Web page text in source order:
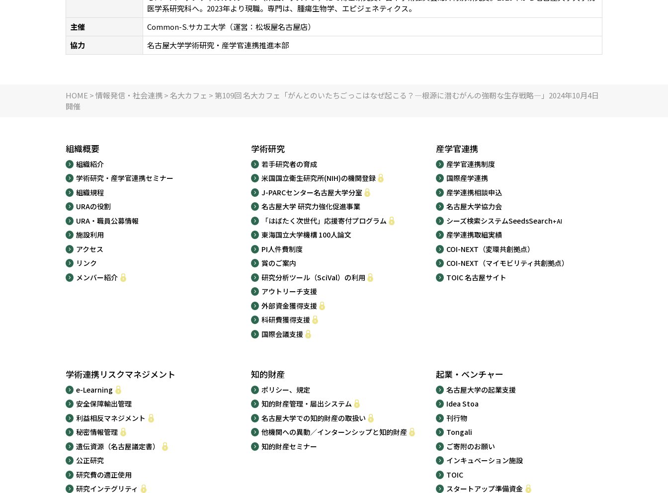
医学系研究科へ。2023年より現職。専門は、腫瘍生物学、エピジェネティクス。
主催
Common-S.サカエ大学（運営：松坂屋名古屋店）
協力
名古屋大学学術研究・産学官連携推進本部
HOME >情報発信・社会連携>名大カフェ > 第109回 名大カフェ「がんとのいたちごっこはなぜ起こる？―根源に潜むがんの強靭な生存戦略―」2024年10月4日
開催
組織概要
組織紹介
学術研究・産学官連携セミナー
組織規程
URAの役割
URA・職員公募情報
施設利用
アクセス
リンク
メンバー紹介
学術研究
若手研究者の育成
米国国立衛生研究所(NIH)の機関登録
J-PARCセンター名古屋大学分室
名古屋大学 研究力強化促進事業
「はばたく次世代」応援寄付プログラム
東海国立大学機構 100人論文
PI人件費制度
賞のご案内
研究分析ツール（SciVal）の利用
アウトリーチ支援
外部資金獲得支援
科研費獲得支援
国際会議支援
産学官連携
産学官連携制度
国際産学連携
産学連携相談申込
名古屋大学協力会
シーズ検索システムSeedsSearch+AI
産学連携取組実績
COI-NEXT（変環共創拠点）
COI-NEXT（マイモビリティ共創拠点）
TOIC 名古屋サイト
学術連携リスクマネジメント
e-Learning
安全保障輸出管理
利益相反マネジメント
秘密情報管理
遺伝資源（名古屋議定書）
公正研究
研究費の適正使用
研究インテグリティ
知的財産
ポリシー、規定
知的財産管理・届出システム
名古屋大学での知的財産の取扱い
他機関への異動／インターンシップと知的財産
知的財産セミナー
起業・ベンチャー
名古屋大学の起業支援
Idea Stoa
刊行物
Tongali
ご寄附のお願い
インキュベーション施設
TOIC
スタートアップ準備資金